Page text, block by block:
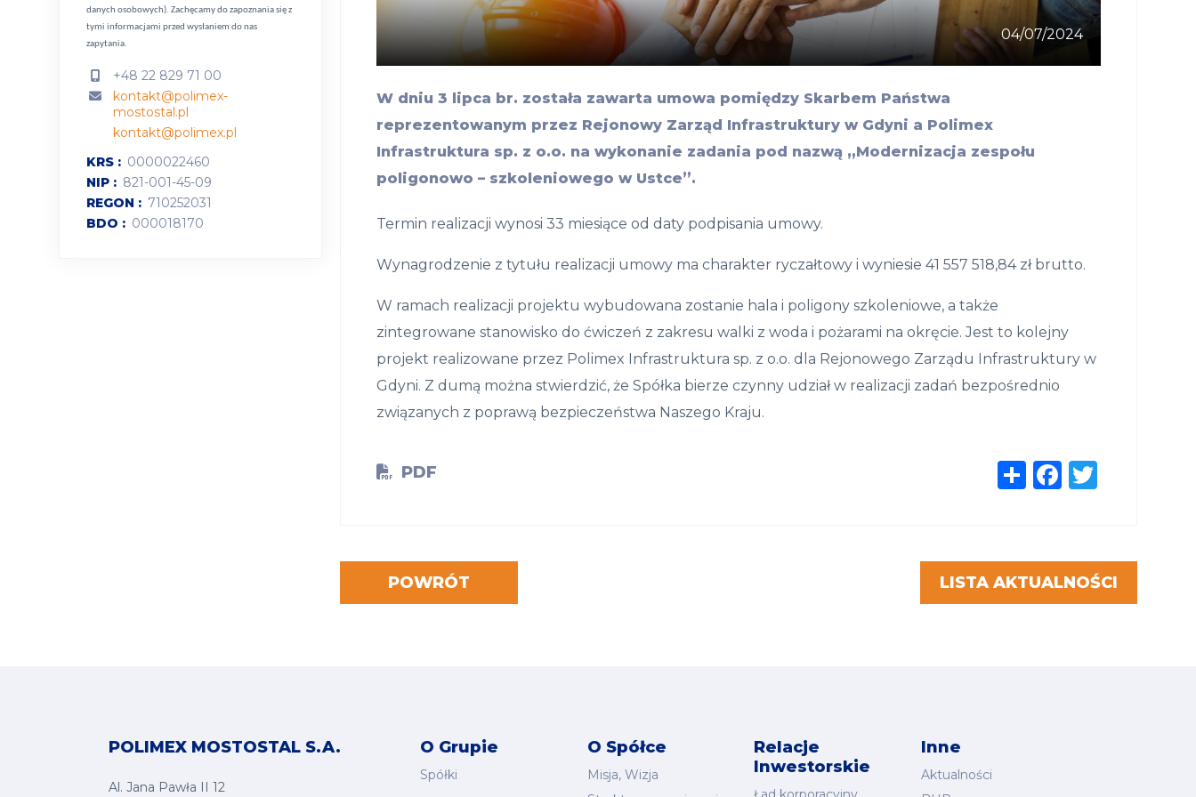
danych osobowych). Zachęcamy do zapoznania się z
tymi informacjami przed wysłaniem do nas
zapytania.
+48 22 829 71 00
kontakt@polimex-
mostostal.pl
kontakt@polimex.pl
KRS
0000022460
NIP
821-001-45-09
REGON
710252031
BDO
000018170
04/07/2024
W dniu 3 lipca br. została zawarta umowa pomiędzy Skarbem Państwa
reprezentowanym przez Rejonowy Zarząd Infrastruktury w Gdyni a Polimex
Infrastruktura sp. z o.o. na wykonanie zadania pod nazwą „Modernizacja zespołu
poligonowo – szkoleniowego w Ustce”.
Termin realizacji wynosi 33 miesiące od daty podpisania umowy.
Wynagrodzenie z tytułu realizacji umowy ma charakter ryczałtowy i wyniesie 41 557 518,84 zł brutto.
W ramach realizacji projektu wybudowana zostanie hala i poligony szkoleniowe, a także
zintegrowane stanowisko do ćwiczeń z zakresu walki z woda i pożarami na okręcie. Jest to kolejny
projekt realizowane przez Polimex Infrastruktura sp. z o.o. dla Rejonowego Zarządu Infrastruktury w
Gdyni. Z dumą można stwierdzić, że Spółka bierze czynny udział w realizacji zadań bezpośrednio
związanych z poprawą bezpieczeństwa Naszego Kraju.
PDF Share
POWRÓT LISTA AKTUALNOŚCI
POLIMEX MOSTOSTAL S.A.
Al. Jana Pawła II 12
O Grupie
Spółki
O Spółce
Misja, Wizja
Relacje
Inwestorskie
Inne
Aktualności